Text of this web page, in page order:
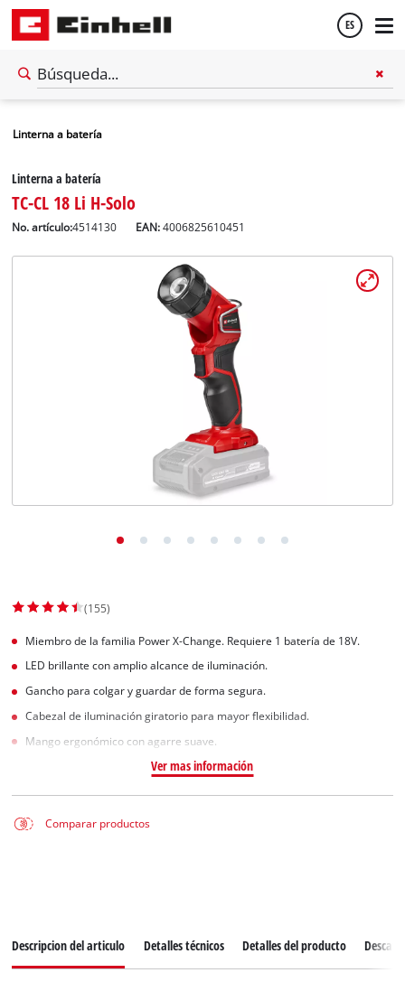
ES
Linterna a batería
Linterna a batería
TC-CL 18 Li H-Solo
No. artículo:4514130 EAN:4006825610451
(155)
Miembro de la familia Power X-Change. Requiere 1 batería de 18V.
LED brillante con amplio alcance de iluminación.
Gancho para colgar y guardar de forma segura.
Cabezal de iluminación giratorio para mayor flexibilidad.
Mango ergonómico con agarre suave.
Ver mas información
Comparar productos
Descripcion del articulo Detalles técnicos Detalles del producto